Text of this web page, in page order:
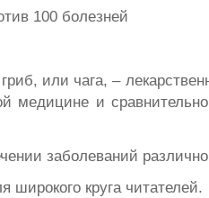
100 болезней
или чага, –
медицине и
заболеваний
широкого круга читателей.